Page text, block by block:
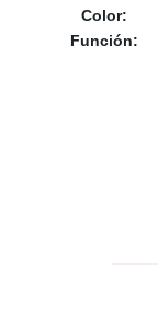
Color:
Función: